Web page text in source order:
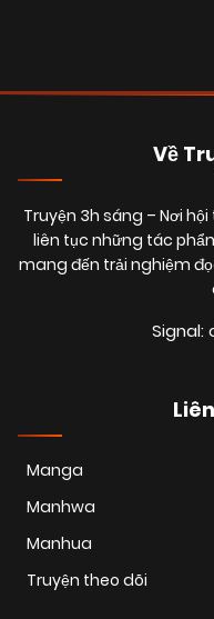
Về
Truyện 3h sáng – Nơi
liên tục những tác
mang đến trải nghiệm
Signal:
Manga
Manhwa
Manhua
Truyện theo dõi